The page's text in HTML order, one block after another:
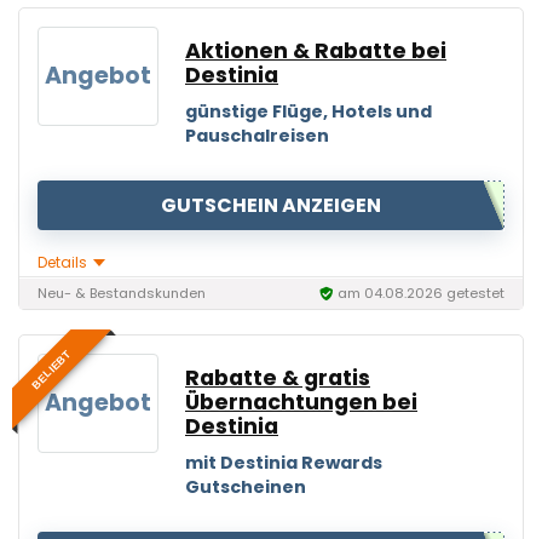
Angebot
Aktionen & Rabatte bei
Destinia
günstige Flüge, Hotels und
Pauschalreisen
GUTSCHEIN ANZEIGEN
Details
Neu- & Bestandskunden am 04.08.2026 getestet
BELIEBT
Angebot
Rabatte & gratis
Übernachtungen bei
Destinia
mit Destinia Rewards
Gutscheinen